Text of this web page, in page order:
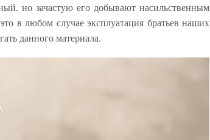
но зачастую его добывают насильственным
в любом случае эксплуатация братьев наших
данного материала.